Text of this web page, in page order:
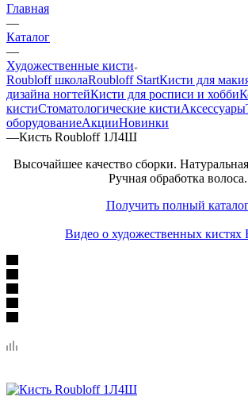
Главная
—
Каталог
—
Художественные кисти
Roubloff школаRoubloff StartКисти для
дизайна ногтейКисти для росписи и хобби
кистиСтоматологические кистиАксессуары
оборудованиеАкцииНовинки
—Кисть Roubloff 1Л4Ш
Высочайшее качество сборки.
Ручная обработка волоса.
Получить полный
Видео о художественных кистях